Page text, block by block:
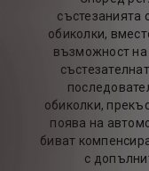
състезанията
обиколки,
възможност на
обиколки,
поява на
биват
с